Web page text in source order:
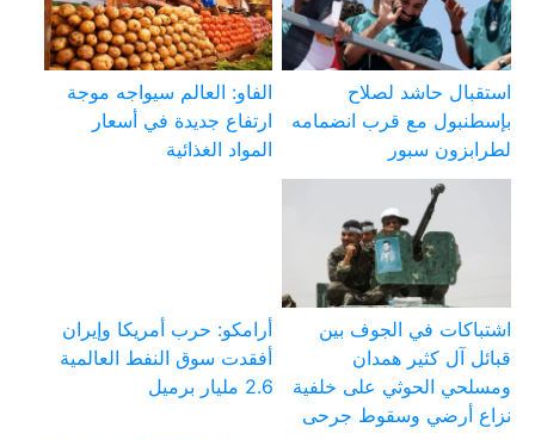
استقبال حاشد لصلاح
بإسطنبول مع قرب انضمامه
لطرابزون سبور
الفاو: العالم سيواجه موجة
ارتفاع جديدة في أسعار
المواد الغذائية
اشتباكات في الجوف بين
قبائل آل كثير همدان
ومسلحي الحوثي على خلفية
نزاع أرضي وسقوط جرحى
أرامكو: حرب أمريكا وإيران
أفقدت سوق النفط العالمية
2.6 مليار برميل